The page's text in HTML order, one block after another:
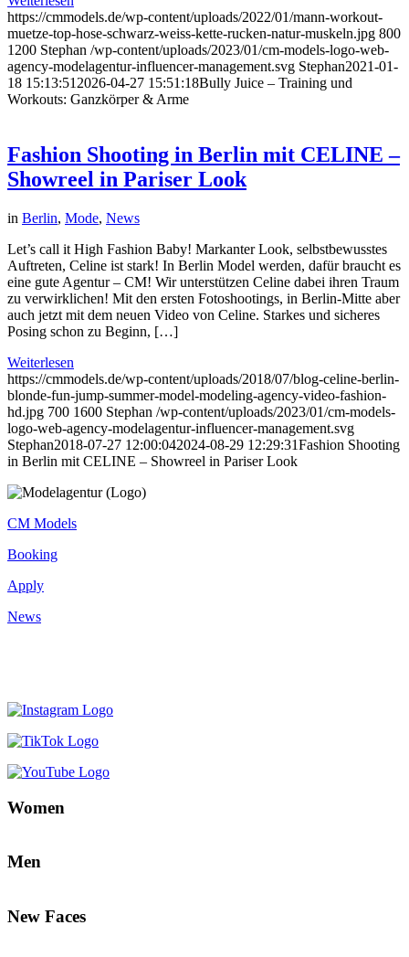
https://cmmodels.de/wp-content/uploads/2022/01/mann-workout-
muetze-top-hose-schwarz-weiss-kette-rucken-natur-muskeln.jpg 800
1200 Stephan /wp-content/uploads/2023/01/cm-models-logo-web-
agency-modelagentur-influencer-management.svg Stephan2021-01-
18 15:13:51 2026-04-27 15:51:18Bully Juice – Training und
Workouts: Ganzkörper & Arme
Fashion Shooting in Berlin mit CELINE –
Showreel in Pariser Look
in Berlin, Mode, News
Let’s call it High Fashion Baby! Markanter Look, selbstbewusstes
Auftreten, Celine ist stark! In Berlin Model werden, dafür braucht es
eine gute Agentur – CM! Wir unterstützen Celine dabei ihren Traum
zu verwirklichen! Mit den ersten Fotoshootings, in Berlin-Mitte aber
auch jetzt mit dem neuen Video von Celine. Starkes und sicheres
Posing schon zu Beginn, […]
Weiterlesen
https://cmmodels.de/wp-content/uploads/2018/07/blog-celine-berlin-
blonde-fun-jump-summer-model-modeling-agency-video-fashion-
hd.jpg 700 1600 Stephan /wp-content/uploads/2023/01/cm-models-
logo-web-agency-modelagentur-influencer-management.svg
Stephan2018-07-27 12:00:042024-08-29 12:29:31Fashion Shooting
in Berlin mit CELINE – Showreel in Pariser Look
CM Models
Booking
Apply
News
Women
Men
New Faces